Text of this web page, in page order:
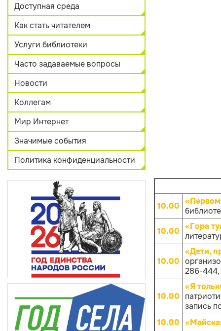
Доступная среда
Как стать читателем
Услуги библиотеки
Часто задаваемые вопросы
Новости
Коллегам
Мир Интернет
Значимые события
Политика конфиденциальности
10.00
10.00 «Гора
10.00
«Дети,
286-
10.00
«Я
запись
10.00